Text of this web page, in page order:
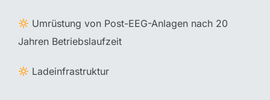
Umrüstung von Post-EEG-Anlagen nach 20
Jahren Betriebslaufzeit
Ladeinfrastruktur